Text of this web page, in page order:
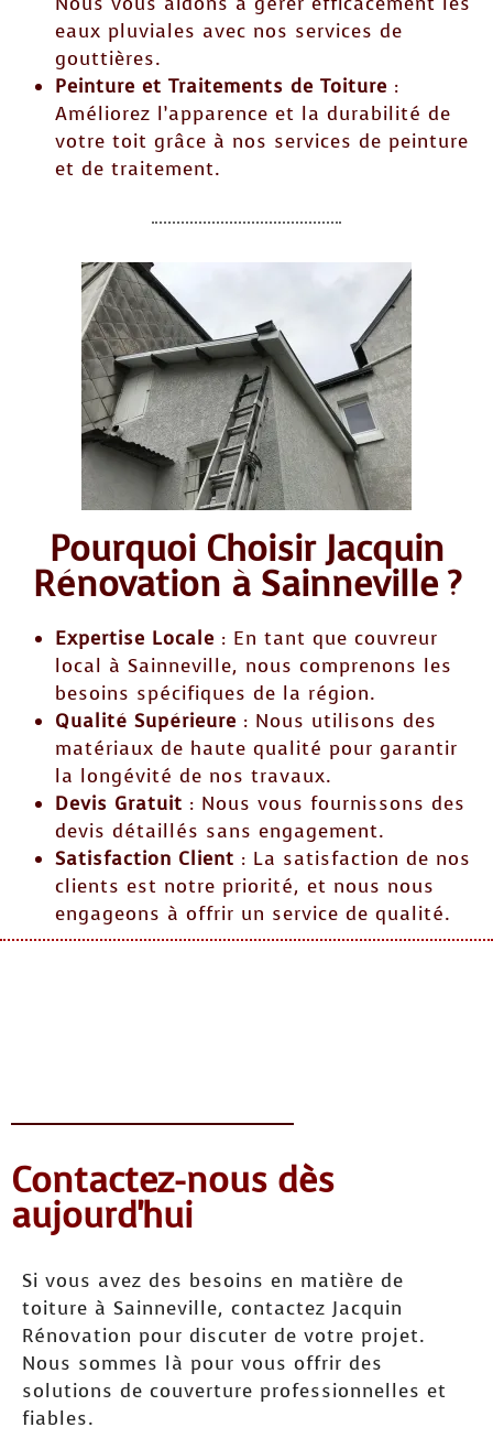
eaux pluviales avec nos services de
gouttières.
Peinture et Traitements de Toiture :
Améliorez l’apparence et la durabilité de
votre toit grâce à nos services de peinture
et de traitement.
Pourquoi Choisir Jacquin
Rénovation à Sainneville ?
Expertise Locale : En tant que couvreur
local à Sainneville, nous comprenons les
besoins spécifiques de la région.
Qualité Supérieure : Nous utilisons des
matériaux de haute qualité pour garantir
la longévité de nos travaux.
Devis Gratuit : Nous vous fournissons des
devis détaillés sans engagement.
Satisfaction Client : La satisfaction de nos
clients est notre priorité, et nous nous
engageons à offrir un service de qualité.
Contactez-nous dès
aujourd'hui
Si vous avez des besoins en matière de
toiture à Sainneville, contactez Jacquin
Rénovation pour discuter de votre projet.
Nous sommes là pour vous offrir des
solutions de couverture professionnelles et
fiables.